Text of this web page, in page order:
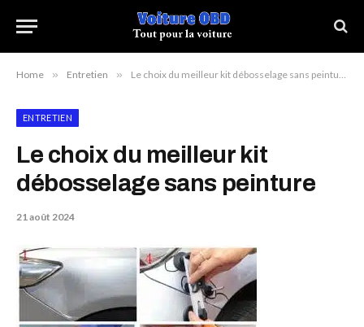
Home » Entretien » Le choix du meilleur kit débosselage sans peinture
ENTRETIEN
Le choix du meilleur kit
débosselage sans peinture
21 août 2024